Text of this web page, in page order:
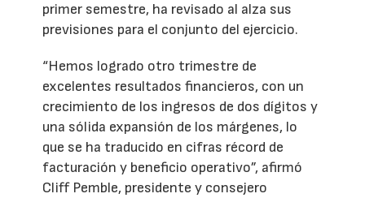
primer semestre, ha revisado al alza sus
previsiones para el conjunto del ejercicio.
“Hemos logrado otro trimestre de
excelentes resultados financieros, con un
crecimiento de los ingresos de dos dígitos y
una sólida expansión de los márgenes, lo
que se ha traducido en cifras récord de
facturación y beneficio operativo”, afirmó
Cliff Pemble, presidente y consejero